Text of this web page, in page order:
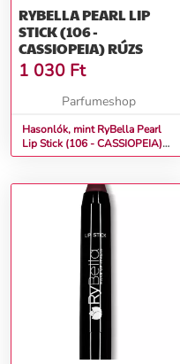
RYBELLA PEARL LIP
STICK (106 -
CASSIOPEIA) RÚZS
1 030 Ft
Parfumeshop
Hasonlók, mint RyBella Pearl
Lip Stick (106 - CASSIOPEIA)
Rúzs